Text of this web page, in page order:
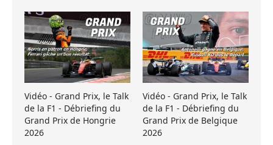
Vidéo - Grand Prix, le Talk
de la F1 - Débriefing du
Grand Prix de Hongrie
2026
Vidéo - Grand Prix, le Talk
de la F1 - Débriefing du
Grand Prix de Belgique
2026